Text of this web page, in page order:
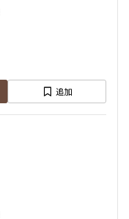
追加